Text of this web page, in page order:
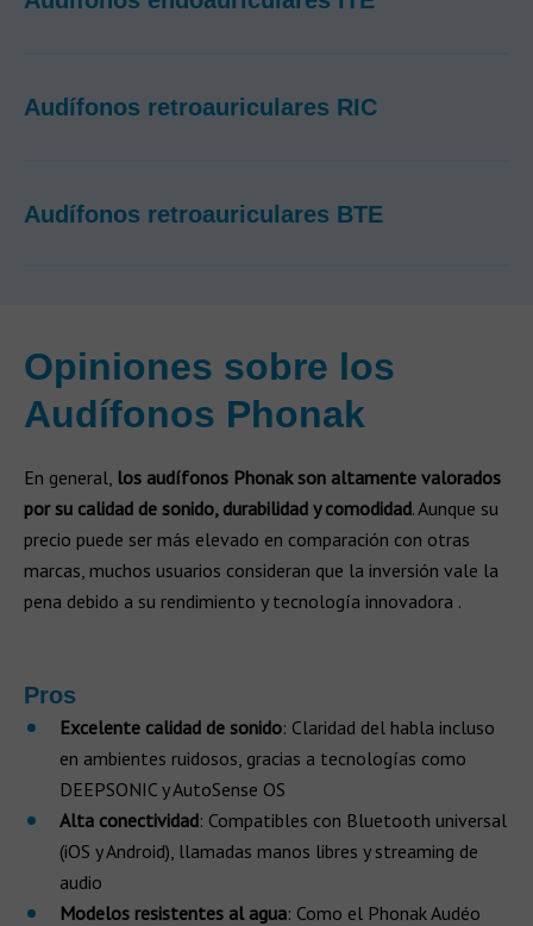
Audífonos retroauriculares RIC
Audífonos retroauriculares BTE
Opiniones sobre los
Audífonos Phonak ​
En general, los audífonos Phonak son altamente valorados
por su calidad de sonido, durabilidad y comodidad. Aunque su
precio puede ser más elevado en comparación con otras
marcas, muchos usuarios consideran que la inversión vale la
pena debido a su rendimiento y tecnología innovadora .​
Pros
Excelente calidad de sonido: Claridad del habla incluso
en ambientes ruidosos, gracias a tecnologías como
DEEPSONIC y AutoSense OS
Alta conectividad: Compatibles con Bluetooth universal
(iOS y Android), llamadas manos libres y streaming de
audio
Modelos resistentes al agua: Como el Phonak Audéo